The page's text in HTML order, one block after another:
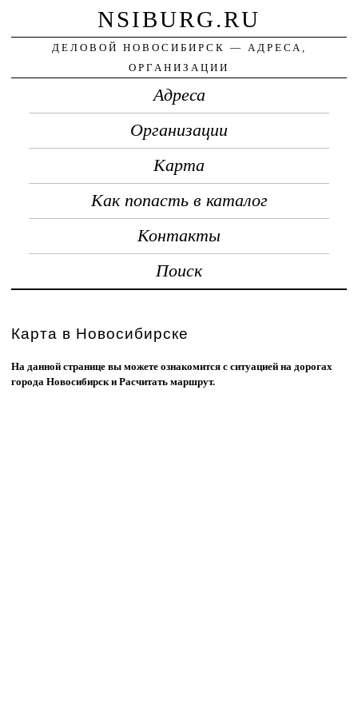
NSIBURG.RU
ДЕЛОВОЙ НОВОСИБИРСК — АДРЕСА,
ОРГАНИЗАЦИИ
Адреса
Организации
Карта
Как попасть в каталог
Контакты
Поиск
Карта в Новосибирске
На данной странице вы можете ознакомится с ситуацией на дорогах
города Новосибирск и Расчитать маршрут.